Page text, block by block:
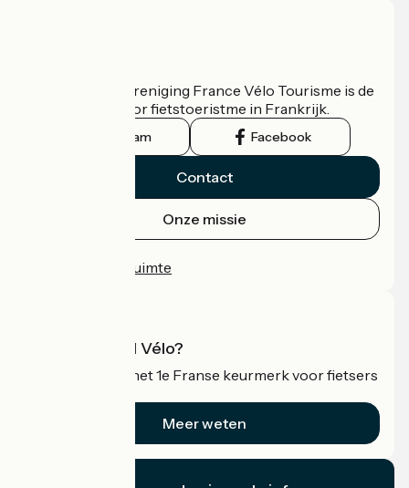
De nationale vereniging France Vélo Tourisme is de
officiële gids voor fietstoeristme in Frankrijk.
Instagram Facebook
Contact
Onze missie
Professionele ruimte
Wat is Accueil Vélo?
Accueil Vélo is het 1e Franse keurmerk voor fietsers
Meer weten